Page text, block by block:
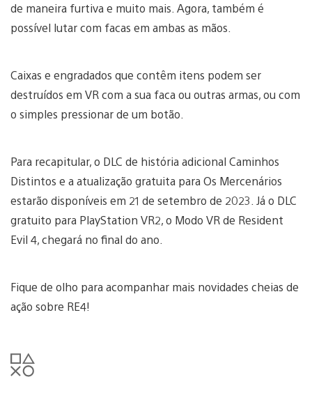
de maneira furtiva e muito mais. Agora, também é
possível lutar com facas em ambas as mãos.
Caixas e engradados que contêm itens podem ser
destruídos em VR com a sua faca ou outras armas, ou com
o simples pressionar de um botão.
Para recapitular, o DLC de história adicional Caminhos
Distintos e a atualização gratuita para Os Mercenários
estarão disponíveis em 21 de setembro de 2023. Já o DLC
gratuito para PlayStation VR2, o Modo VR de Resident
Evil 4, chegará no final do ano.
Fique de olho para acompanhar mais novidades cheias de
ação sobre RE4!